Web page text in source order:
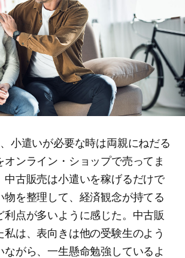
小遣いが必要な時は両親にねだる
オンライン・ショップで売ってま
中古販売は小遣いを稼げるだけで
物を整理して、経済観念が持てる
利点が多いように感じた。中古販
私は、表向きは他の受験生のよう
ながら、一生懸命勉強しているよ